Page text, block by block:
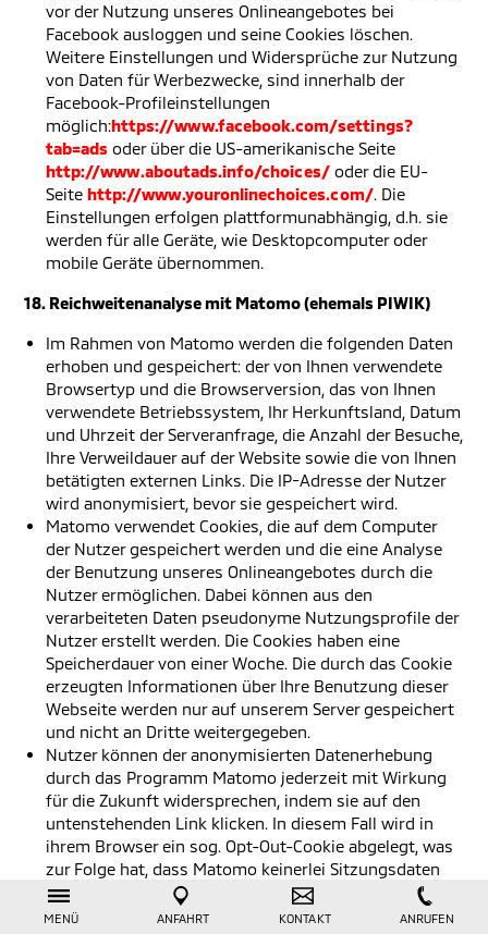
MENÜ ANFAHRT KONTAKT ANRUFEN
vor der Nutzung unseres Onlineangebotes bei
Facebook ausloggen und seine Cookies löschen.
Weitere Einstellungen und Widersprüche zur Nutzung
von Daten für Werbezwecke, sind innerhalb der
Facebook-Profileinstellungen
möglich:https://www.facebook.com/settings?
tab=ads oder über die US-amerikanische Seite
http://www.aboutads.info/choices/oder die EU-
Seite http://www.youronlinechoices.com/. Die
Einstellungen erfolgen plattformunabhängig, d.h. sie
werden für alle Geräte, wie Desktopcomputer oder
mobile Geräte übernommen.
18. Reichweitenanalyse mit Matomo (ehemals PIWIK)
Im Rahmen von Matomo werden die folgenden Daten
erhoben und gespeichert: der von Ihnen verwendete
Browsertyp und die Browserversion, das von Ihnen
verwendete Betriebssystem, Ihr Herkunftsland, Datum
und Uhrzeit der Serveranfrage, die Anzahl der Besuche,
Ihre Verweildauer auf der Website sowie die von Ihnen
betätigten externen Links. Die IP-Adresse der Nutzer
wird anonymisiert, bevor sie gespeichert wird.
Matomo verwendet Cookies, die auf dem Computer
der Nutzer gespeichert werden und die eine Analyse
der Benutzung unseres Onlineangebotes durch die
Nutzer ermöglichen. Dabei können aus den
verarbeiteten Daten pseudonyme Nutzungsprofile der
Nutzer erstellt werden. Die Cookies haben eine
Speicherdauer von einer Woche. Die durch das Cookie
erzeugten Informationen über Ihre Benutzung dieser
Webseite werden nur auf unserem Server gespeichert
und nicht an Dritte weitergegeben.
Nutzer können der anonymisierten Datenerhebung
durch das Programm Matomo jederzeit mit Wirkung
für die Zukunft widersprechen, indem sie auf den
untenstehenden Link klicken. In diesem Fall wird in
ihrem Browser ein sog. Opt-Out-Cookie abgelegt, was
zur Folge hat, dass Matomo keinerlei Sitzungsdaten
mehr erhebt. Wenn Nutzer ihre Cookies löschen, so hat
dies jedoch zur Folge, dass auch das Opt-Out-Cookie